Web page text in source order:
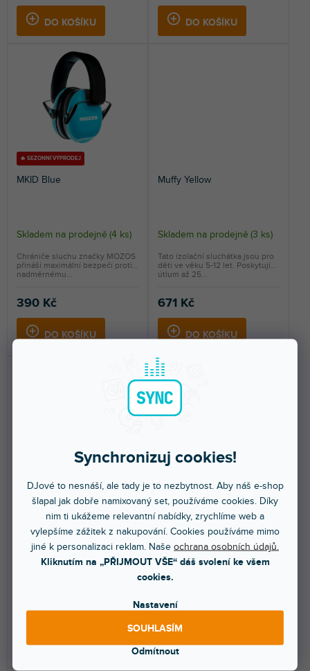
Synchronizuj cookies!
DJové to nesnáší, ale tady je to nezbytnost. Aby náš e-shop
šlapal jak dobře namixovaný set, používáme cookies. Díky
nim ti ukážeme relevantní nabídky, zrychlíme web a
vylepšíme zážitek z nakupování. Cookies používáme mimo
jiné k personalizaci reklam. Naše ochrana osobních údajů.
Kliknutím na „PŘIJMOUT VŠE“ dáš svolení ke všem
cookies.
Nastavení
Odmítnout
SOUHLASÍM
DO KOŠÍKU DO KOŠÍKU
🔥 SEZONNÍ VÝPRODEJ
MKID Blue
Skladem na prodejně (4 ks)
390 Kč
DO KOŠÍKU
Chrániče sluchu značky MOZOS
přináší maximální bezpečí proti
nadměrnému...
Muffy Yellow
Skladem na prodejně (3 ks)
671 Kč
DO KOŠÍKU
Tato izolační sluchátka jsou pro
děti ve věku 5-12 let. Poskytují
útlum až 25...
MKID White
Skladem na prodejně(9 ks)
499 Kč
DO KOŠÍKU
Dětská izolační sluchátka. Barva
Muffy Pink
Skladem na prodejně 7 ks)
549 Kč
DO KOŠÍKU
Tato izolační sluchátka jsou pro
děti ve věku 5-12 let. Poskytují